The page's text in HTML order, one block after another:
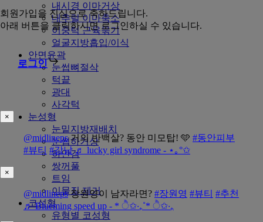
내시경 이마거상
내추럴 이마축소
이중턱 근육묶기
얼굴지방흡입/이식
안면윤곽
눈썹뼈절삭
턱끝
광대
사각턱
눈성형
눈밑지방재배치
눈썹하거상
하안검
쌍꺼풀
트임
이물질 제거
코성형
유형별 코성형
회원가입을 진심으로 축하드립니다.
아래 버튼을 클릭하시면 로그인하실 수 있습니다.
로그인
×
@midlineps거의 반백살? 동안 미모탑! 🩵 #동안피부
#뷰티 #강남 ♬ lucky girl syndrome - ⋆｡°✩
×
@midlineps장원영이 남자라면? #장원영 #뷰티 #추천
♬ Blueming speed up - * ੈ✩‧₊˚* ੈ✩‧₊